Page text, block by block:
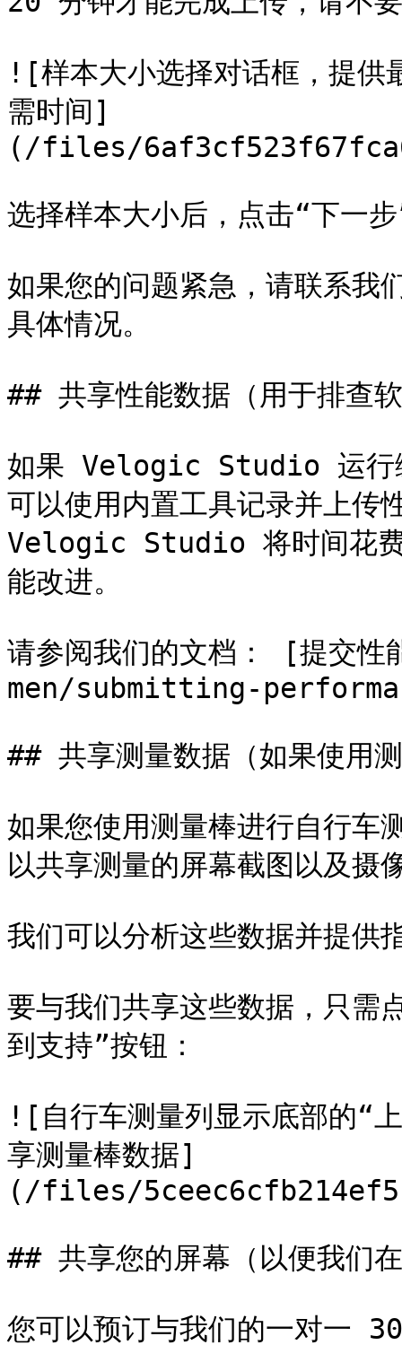
![样本大小选择对话框，提供
需时间]
(/files/
选择样本大小后，点击“下一
如果您的问题紧急，请联系我
具体情况。
## 共享性能数据（用于排查
如果 Velogic Studio 运行缓
可以使用内置工具记录并上传
Velogic Studio 将时间花费
能改进。
请参阅我们的文档： [提
men/submitting-
## 共享测量数据（如果使用
如果您使用测量棒进行自行车
以共享测量的屏幕截图以及摄
我们可以分析这些数据并提供
要与我们共享这些数据，只需
到支持”按钮：
![自行车测量列显示底部的“
享测量棒数据]
(/files/
## 共享您的屏幕（以便我们
您可以预订与我们的一对一